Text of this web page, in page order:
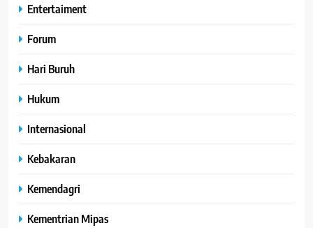
Entertaiment
Forum
Hari Buruh
Hukum
Internasional
Kebakaran
Kemendagri
Kementrian Mipas